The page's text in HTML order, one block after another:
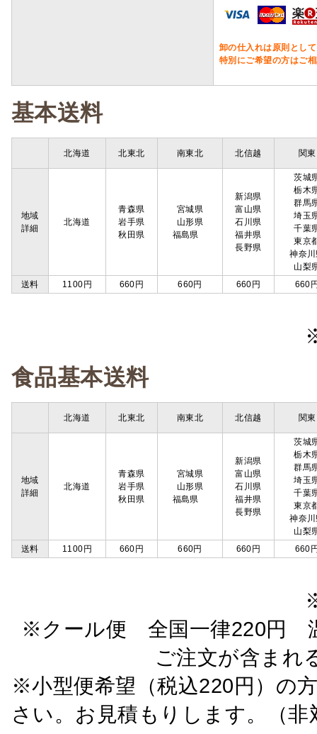
卸の仕入れは原則とし
特別にご希望の方はご
基本送料
北海道 北東北 南東北 北信越 関東
地域
詳細
北海道
青森県
岩手県
秋田県
宮城県
山形県
福島県
新潟県
富山県
石川県
福井県
長野県
茨城
栃木
群馬
埼玉
千葉
東京
神奈
山梨
送料
1100円 660円 660円 660円 660
食品基本送料
北海道 北東北 南東北 北信越 関東
地域
詳細
北海道
青森県
岩手県
秋田県
宮城県
山形県
福島県
新潟県
富山県
石川県
福井県
長野県
茨城
栃木
群馬
埼玉
千葉
東京
神奈
山梨
送料
1100円 660円 660円 660円 660
※クール便 全国一律220円
ご注文が含ま
※小型便希望（税込220円）の
さい。お見積もりします。（非